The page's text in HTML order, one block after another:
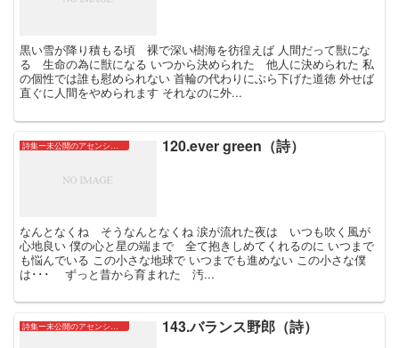
黒い雪が降り積もる頃 裸で深い樹海を彷徨えば 人間だって獣にな
る 生命の為に獣になる いつから決められた 他人に決められた 私
の個性では誰も慰められない 首輪の代わりにぶら下げた道徳 外せば
直ぐに人間をやめられます それなのに外...
120.ever green（詩）
なんとなくね そうなんとなくね 涙が流れた夜は いつも吹く風が
心地良い 僕の心と星の端まで 全て抱きしめてくれるのに いつまで
も悩んでいる この小さな地球で いつまでも進めない この小さな僕
は･･･ ずっと昔から育まれた 汚...
詩集ー未公開のアセンションたちー 143.バランス野郎（詩）